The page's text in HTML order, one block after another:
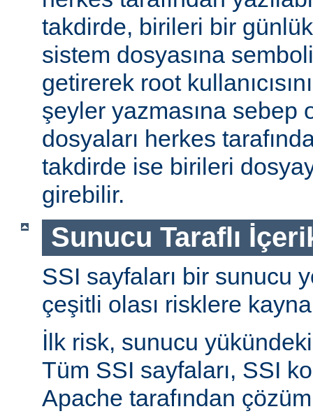
takdirde, birileri bir günlük
sistem dosyasına
getirerek root
şeyler yazmasına sebep
dosyaları herkes
takdirde ise birileri
girebilir.
Sunucu Taraflı
SSI sayfaları bir sunucu
çeşitli olası risklere
İlk risk, sunucu yükündeki
Tüm SSI sayfaları, SSI
Apache tarafından